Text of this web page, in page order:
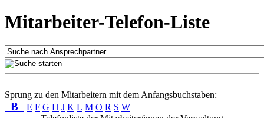
Mitarbeiter-Telefon-Liste
Sprung zu den Mitarbeitern mit dem Anfangsbuchstaben:
B E F G H J K L M O R S W